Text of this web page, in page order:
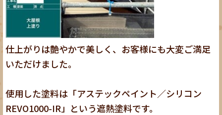
仕上がりは艶やかで美しく、お客様にも大変ご満足
いただけました。
使用した塗料は「アステックペイント／シリコン
REVO1000-IR 」という遮熱塗料です。